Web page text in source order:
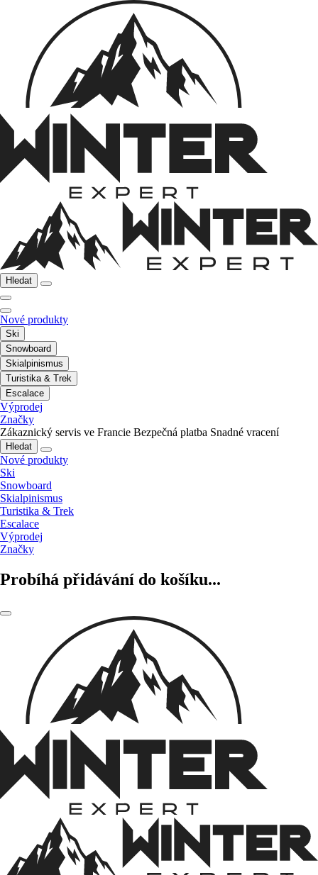
Hledat
Nové produkty
Ski
Snowboard
Skialpinismus
Turistika & Trek
Escalace
Výprodej
Značky
Zákaznický servis ve Francie Bezpečná platba Snadné vracení
Hledat
Nové produkty
Ski
Snowboard
Skialpinismus
Turistika & Trek
Escalace
Výprodej
Značky
Probíhá přidávání do košíku...